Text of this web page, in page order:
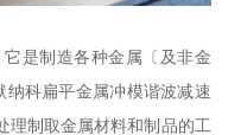
是制造各种金属〔及非金
科扁平金属冲模谐波减速
理制取金属材料和制品的工